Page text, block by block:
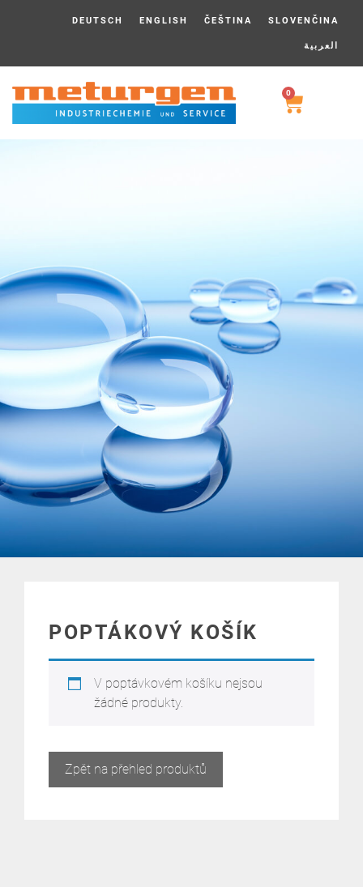
DEUTSCH ENGLISH ČEŠTINA SLOVENČINA
العربية
0
POPTÁKOVÝ KOŠÍK
V poptávkovém košíku nejsou
žádné produkty.
Zpět na přehled produktů